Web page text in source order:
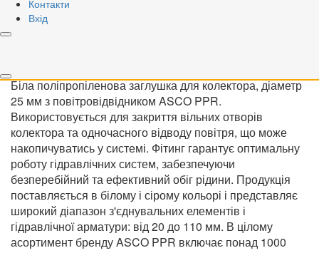
Контакти
Вхід
Купити
Біла поліпропіленова заглушка для колектора, діаметр
25 мм з повітровідвідником ASCO PPR.
Використовується для закриття вільних отворів
колектора та одночасного відводу повітря, що може
накопичуватись у системі. Фітинг гарантує оптимальну
роботу гідравлічних систем, забезпечуючи
безперебійний та ефективний обіг рідини. Продукція
поставляється в білому і сірому кольорі і представляє
широкий діапазон з'єднувальних елементів і
гідравлічної арматури: від 20 до 110 мм. В цілому
асортимент бренду ASCO PPR включає понад 1000